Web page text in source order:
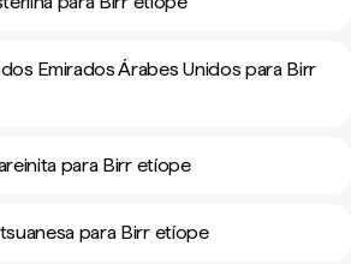
Emirados Árabes Unidos para Birr
para Birr etíope
para Birr etíope